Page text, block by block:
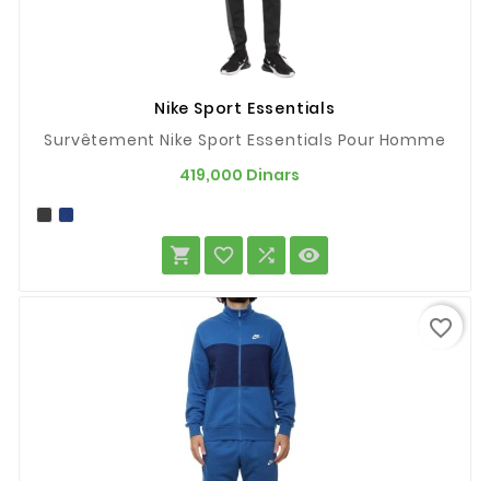
Nike Sport Essentials
Survêtement Nike Sport Essentials Pour Homme
419,000 Dinars
   
favorite_border